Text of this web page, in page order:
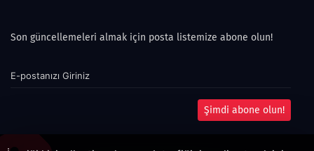
Son güncellemeleri almak için posta listemize abone olun!
Şimdi abone olun!